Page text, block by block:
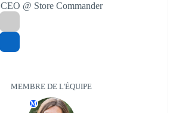
CEO @ Store Commander
MEMBRE DE L'ÉQUIPE
M